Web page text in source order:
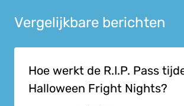
Vergelijkbare berichten
Hoe werkt de R.I.P. Pass
Halloween Fright Nights?